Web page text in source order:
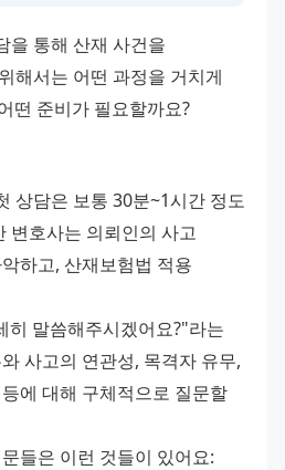
을 통해 산재 사건을
해서는 어떤 과정을 거치게
떤 준비가 필요할까요?
상담은 보통 30분~1시간 정도
변호사는 의뢰인의 사고
하고, 산재보험법 적용
히 말씀해주시겠어요?"라는
사고의 연관성, 목격자 유무,
에 대해 구체적으로 질문할
들은 이런 것들이 있어요: